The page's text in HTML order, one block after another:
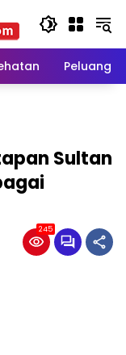
Peluang
Sultan
245